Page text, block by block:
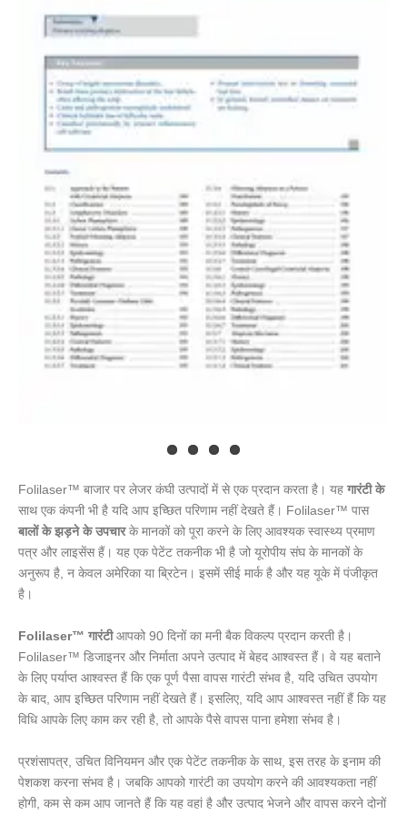
Folilaser™ बाजार पर लेजर कंघी उत्पादों में से एक प्रदान करता है। यह गारंटी के
साथ एक कंपनी भी है यदि आप इच्छित परिणाम नहीं देखते हैं। Folilaser™ पास
बालों के झड़ने के उपचारके मानकों को पूरा करने के लिए आवश्यक स्वास्थ्य प्रमाण
पत्र और लाइसेंस हैं। यह एक पेटेंट तकनीक भी है जो यूरोपीय संघ के मानकों के
अनुरूप है, न केवल अमेरिका या ब्रिटेन। इसमें सीई मार्क है और यह यूके में पंजीकृत
है।
Folilaser™ गारंटीआपको 90 दिनों का मनी बैक विकल्प प्रदान करती है।
Folilaser™ डिजाइनर और निर्माता अपने उत्पाद में बेहद आश्वस्त हैं। वे यह बताने
के लिए पर्याप्त आश्वस्त हैं कि एक पूर्ण पैसा वापस गारंटी संभव है, यदि उचित उपयोग
के बाद, आप इच्छित परिणाम नहीं देखते हैं। इसलिए, यदि आप आश्वस्त नहीं हैं कि यह
विधि आपके लिए काम कर रही है, तो आपके पैसे वापस पाना हमेशा संभव है।
प्रशंसापत्र, उचित विनियमन और एक पेटेंट तकनीक के साथ, इस तरह के इनाम की
पेशकश करना संभव है। जबकि आपको गारंटी का उपयोग करने की आवश्यकता नहीं
होगी, कम से कम आप जानते हैं कि यह वहां है और उत्पाद भेजने और वापस करने दोनों